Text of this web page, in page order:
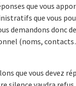
que vous
que vous
demandons donc
(noms,
que vous devez